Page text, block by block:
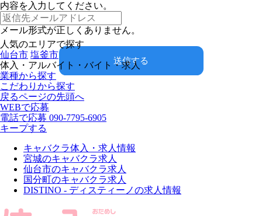
内容を入力してください。
メール形式が正しくありません。
送信する
人気のエリアで探す
仙台市 塩釜市
体入・アルバイト・バイト・求人
業種から探す
こだわりから探す
戻るページの先頭へ
WEBで応募
電話で応募 090-7795-6905
キープする
キャバクラ体入・求人情報
宮城のキャバクラ求人
仙台市のキャバクラ求人
国分町のキャバクラ求人
DISTINO - ディスティーノの求人情報